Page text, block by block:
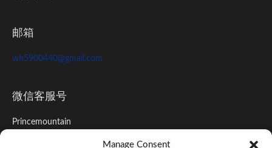
Manage Consent
邮箱
wh5900440@gmail.com
微信客服号
Princemountain